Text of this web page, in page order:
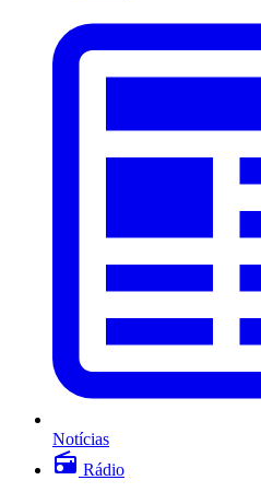
Notícias
Rádio